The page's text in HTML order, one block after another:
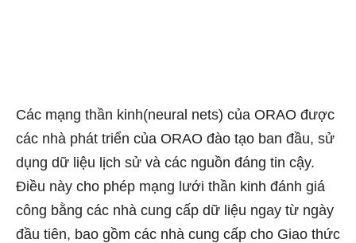
Các mạng thần kinh(neural nets) của ORAO được
các nhà phát triển của ORAO đào tạo ban đầu, sử
dụng dữ liệu lịch sử và các nguồn đáng tin cậy.
Điều này cho phép mạng lưới thần kinh đánh giá
công bằng các nhà cung cấp dữ liệu ngay từ ngày
đầu tiên, bao gồm các nhà cung cấp cho Giao thức